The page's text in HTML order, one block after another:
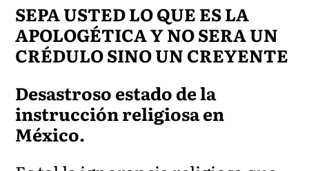
SEPA USTED LO QUE ES LA
APOLOGÉTICA Y NO SERA UN
CRÉDULO SINO UN CREYENTE
Desastroso estado de la
instrucción religiosa en
México.